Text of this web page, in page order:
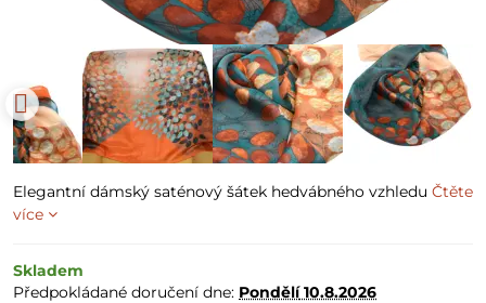
Elegantní dámský saténový šátek hedvábného vzhledu Čtěte
více
Skladem
Předpokládané doručení dne: Pondělí10.8.2026